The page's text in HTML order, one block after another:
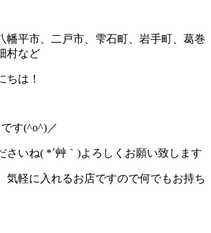
幡平市、二戸市、雫石町、岩手町、葛巻
村など
ちは！
す(^o^)／
さいね( *´艸｀)よろしくお願い致します
気軽に入れるお店ですので何でもお持ち